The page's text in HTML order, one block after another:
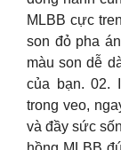
MLBB cực
son đỏ pha
màu son dễ
của bạn. 02.
trong veo,
và đầy sức